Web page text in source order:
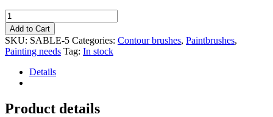
Tracing
brush,
Red
Sable,
size
quantity
Add to Cart
SKU: SABLE-5 Categories: Contour brushes, Paintbrushes,
Painting needs Tag: In stock
Details
Product details